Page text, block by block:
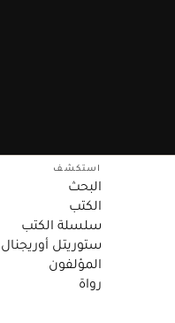
استكشف
البحث
الكتب
سلسلة الكتب
ستوريتل أوريجنال
المؤلفون
رواة